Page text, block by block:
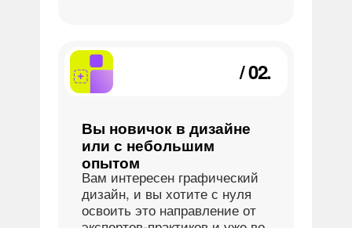
Вы новичок в дизайне
или с небольшим
опытом
Вам интересен графический
дизайн, и вы хотите с нуля
освоить это направление от
/ 02.